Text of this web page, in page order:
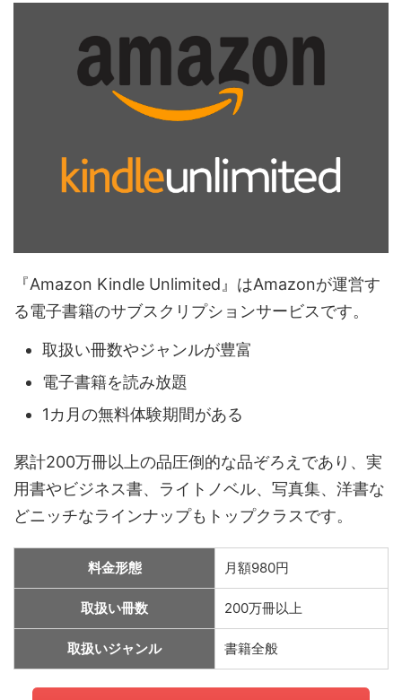
『Amazon Kindle Unlimited』はAmazonが運営す
る電子書籍のサブスクリプションサービスです。
取扱い冊数やジャンルが豊富
電子書籍を読み放題
1カ月の無料体験期間がある
累計200万冊以上の品圧倒的な品ぞろえであり、実
用書やビジネス書、ライトノベル、写真集、洋書な
どニッチなラインナップもトップクラスです。
料金形態 月額980円
取扱い冊数 200万冊以上
取扱いジャンル 書籍全般